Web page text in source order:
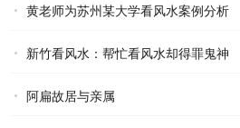
黄老师为苏州某大学看风水案例分析
新竹看风水：帮忙看风水却得罪鬼神
阿扁故居与亲属